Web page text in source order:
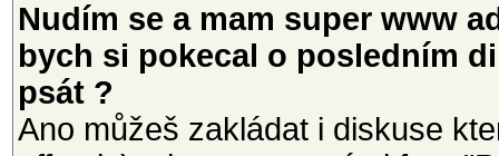
Nudím se a mam super www
bych si pokecal o posledním
psát ?
Ano můžeš zakládat i diskuse